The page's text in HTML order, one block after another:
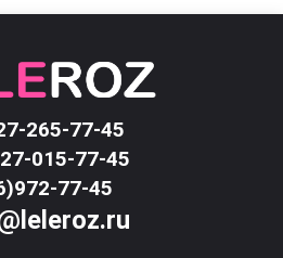
265-77-45
015-77-45
77-45